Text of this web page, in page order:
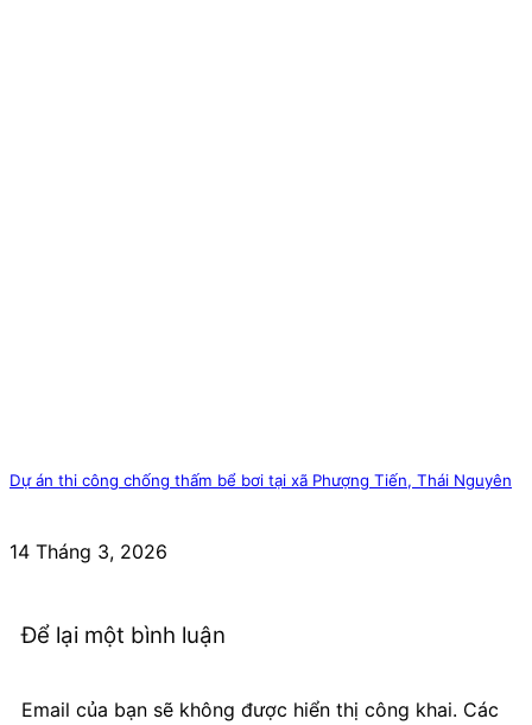
Dự án thi công chống thấm bể bơi tại xã Phượng Tiến, Thái Nguyên
14 Tháng 3, 2026
Để lại một bình luận
Email của bạn sẽ không được hiển thị công khai. Các